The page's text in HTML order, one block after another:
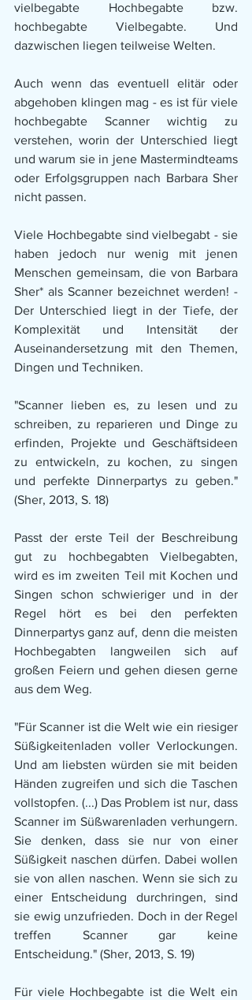
vielbegabte Hochbegabte bzw.
hochbegabte Vielbegabte. Und
dazwischen liegen teilweise Welten.
Auch wenn das eventuell elitär oder
abgehoben klingen mag - es ist für viele
hochbegabte Scanner wichtig zu
verstehen, worin der Unterschied liegt
und warum sie in jene Mastermindteams
oder Erfolgsgruppen nach Barbara Sher
nicht passen.
Viele Hochbegabte sind vielbegabt - sie
haben jedoch nur wenig mit jenen
Menschen gemeinsam, die von Barbara
Sher* als Scanner bezeichnet werden! -
Der Unterschied liegt in der Tiefe, der
Komplexität und Intensität der
Auseinandersetzung mit den Themen,
Dingen und Techniken.
"Scanner lieben es, zu lesen und zu
schreiben, zu reparieren und Dinge zu
erfinden, Projekte und Geschäftsideen
zu entwickeln, zu kochen, zu singen
und perfekte Dinnerpartys zu geben."
(Sher, 2013, S. 18)
Passt der erste Teil der Beschreibung
gut zu hochbegabten Vielbegabten,
wird es im zweiten Teil mit Kochen und
Singen schon schwieriger und in der
Regel hört es bei den perfekten
Dinnerpartys ganz auf, denn die meisten
Hochbegabten langweilen sich auf
großen Feiern und gehen diesen gerne
aus dem Weg.
"Für Scanner ist die Welt wie ein riesiger
Süßigkeitenladen voller Verlockungen.
Und am liebsten würden sie mit beiden
Händen zugreifen und sich die Taschen
vollstopfen. (...) Das Problem ist nur, dass
Scanner im Süßwarenladen verhungern.
Sie denken, dass sie nur von einer
Süßigkeit naschen dürfen. Dabei wollen
sie von allen naschen. Wenn sie sich zu
einer Entscheidung durchringen, sind
sie ewig unzufrieden. Doch in der Regel
treffen Scanner gar keine
Entscheidung." (Sher, 2013, S. 19)
Für viele Hochbegabte ist die Welt ein